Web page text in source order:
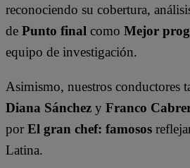
reconociendo su cobertura,
de Punto final como Mejor
equipo de investigación.
Asimismo, nuestros conductores
Diana Sánchez y Franco
por El gran chef: famosos
Latina.